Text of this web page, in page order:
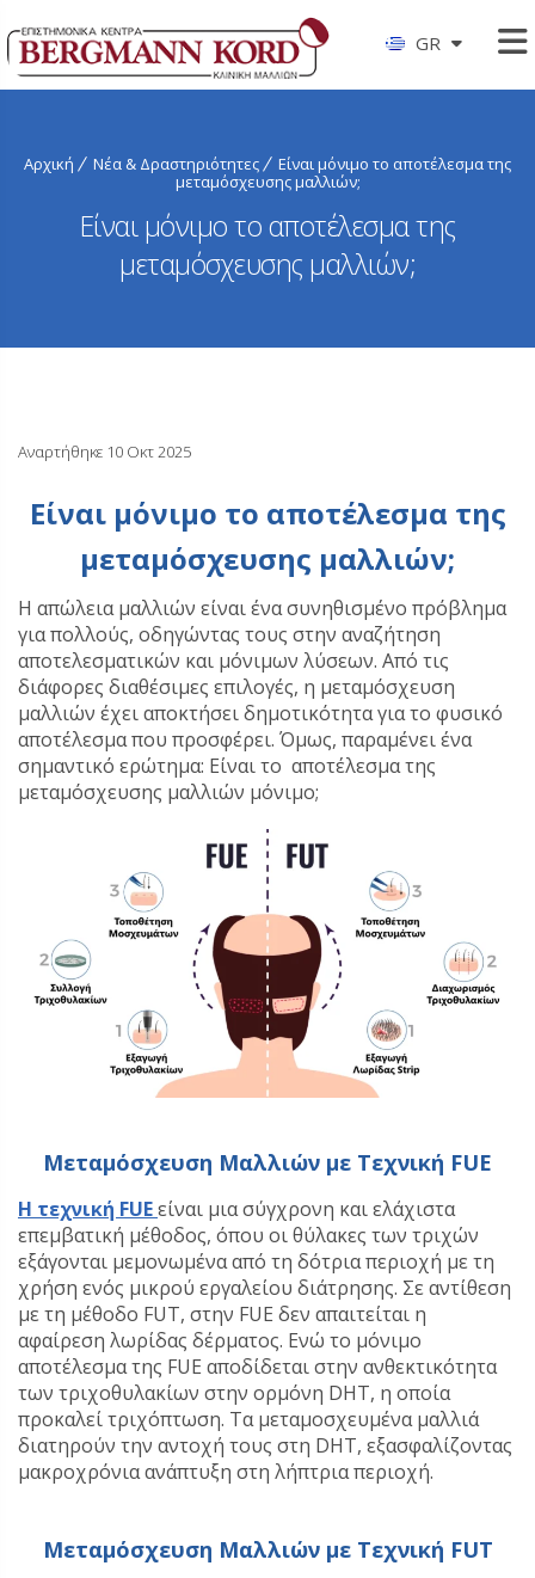
GR
Αρχική Νέα & Δραστηριότητες
Είναι μόνιμο το αποτέλεσμα της
μεταμόσχευσης μαλλιών;
Είναι μόνιμο το αποτέλεσμα της
μεταμόσχευσης μαλλιών;
Αναρτήθηκε 10 Οκτ 2025
Είναι μόνιμο το αποτέλεσμα της
μεταμόσχευσης μαλλιών;
Η απώλεια μαλλιών είναι ένα συνηθισμένο πρόβλημα
για πολλούς, οδηγώντας τους στην αναζήτηση
αποτελεσματικών και μόνιμων λύσεων. Από τις
διάφορες διαθέσιμες επιλογές, η μεταμόσχευση
μαλλιών έχει αποκτήσει δημοτικότητα για το φυσικό
αποτέλεσμα που προσφέρει. Όμως, παραμένει ένα
σημαντικό ερώτημα: Είναι το αποτέλεσμα της
μεταμόσχευσης μαλλιών μόνιμο;
Μεταμόσχευση Μαλλιών με Τεχνική FUE
Η τεχνική FUEείναι μια σύγχρονη και ελάχιστα
επεμβατική μέθοδος, όπου οι θύλακες των τριχών
εξάγονται μεμονωμένα από τη δότρια περιοχή με τη
χρήση ενός μικρού εργαλείου διάτρησης. Σε αντίθεση
με τη μέθοδο FUT, στην FUE δεν απαιτείται η
αφαίρεση λωρίδας δέρματος. Ενώ το μόνιμο
αποτέλεσμα της FUE αποδίδεται στην ανθεκτικότητα
των τριχοθυλακίων στην ορμόνη DHT, η οποία
προκαλεί τριχόπτωση. Τα μεταμοσχευμένα μαλλιά
διατηρούν την αντοχή τους στη DHT, εξασφαλίζοντας
μακροχρόνια ανάπτυξη στη λήπτρια περιοχή.
Μεταμόσχευση Μαλλιών με Τεχνική FUT